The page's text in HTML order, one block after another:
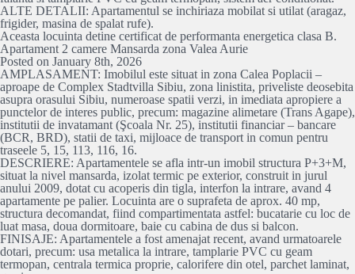
ALTE DETALII: Apartamentul se inchiriaza mobilat si utilat (aragaz,
frigider, masina de spalat rufe).
Aceasta locuinta detine certificat de performanta energetica clasa B.
Apartament 2 camere Mansarda zona Valea Aurie
Posted on January 8th, 2026
AMPLASAMENT: Imobilul este situat in zona Calea Poplacii –
aproape de Complex Stadtvilla Sibiu, zona linistita, priveliste deosebita
asupra orasului Sibiu, numeroase spatii verzi, in imediata apropiere a
punctelor de interes public, precum: magazine alimetare (Trans Agape),
institutii de invatamant (Şcoala Nr. 25), institutii financiar – bancare
(BCR, BRD), statii de taxi, mijloace de transport in comun pentru
traseele 5, 15, 113, 116, 16.
DESCRIERE: Apartamentele se afla intr-un imobil structura P+3+M,
situat la nivel mansarda, izolat termic pe exterior, construit in jurul
anului 2009, dotat cu acoperis din tigla, interfon la intrare, avand 4
apartamente pe palier. Locuinta are o suprafeta de aprox. 40 mp,
structura decomandat, fiind compartimentata astfel: bucatarie cu loc de
luat masa, doua dormitoare, baie cu cabina de dus si balcon.
FINISAJE: Apartamentele a fost amenajat recent, avand urmatoarele
dotari, precum: usa metalica la intrare, tamplarie PVC cu geam
termopan, centrala termica proprie, calorifere din otel, parchet laminat,